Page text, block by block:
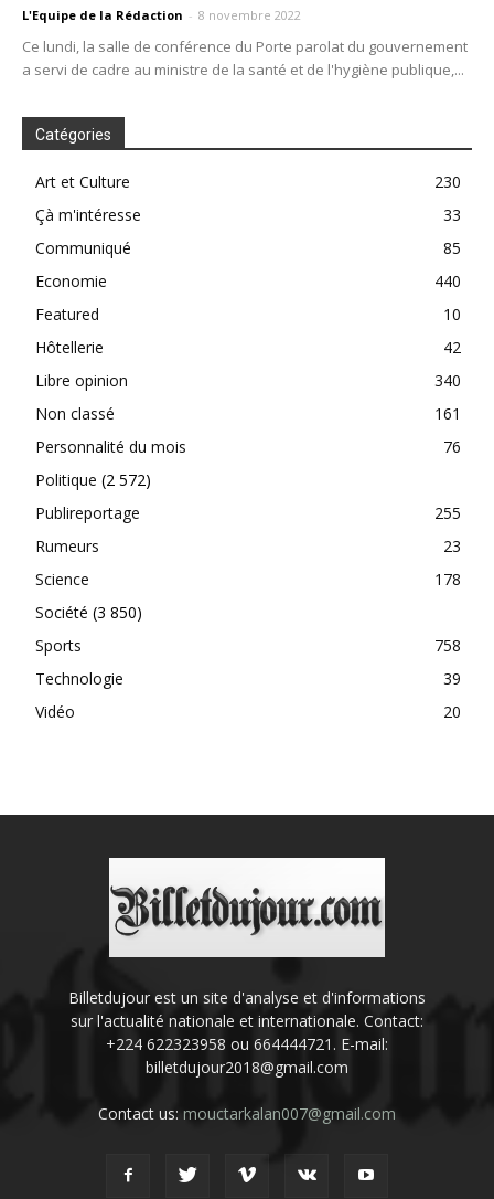
L'Equipe de la Rédaction - 8 novembre 2022
Ce lundi, la salle de conférence du Porte parolat du gouvernement
a servi de cadre au ministre de la santé et de l'hygiène publique,...
Catégories
Art et Culture
230
Çà m'intéresse
33
Communiqué
85
Economie
440
Featured
10
Hôtellerie
42
Libre opinion
340
Non classé
161
Personnalité du mois
76
Politique (2 572)
Publireportage
255
Rumeurs
23
Science
178
Société (3 850)
Sports
758
Technologie
39
Vidéo
20
Billetdujour est un site d'analyse et d'informations
sur l'actualité nationale et internationale. Contact:
+224 622323958 ou 664444721. E-mail:
billetdujour2018@gmail.com
Contact us: mouctarkalan007@gmail.com